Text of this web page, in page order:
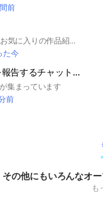
前
Netflixのオススメ、お気に入りの作品紹介し合うオープンチャット
た今
今日の晩ごはんを報告するチャット ♯レシピ ♯グルメ ♯ご飯
集まっています
前
その他にもいろんなオ
も